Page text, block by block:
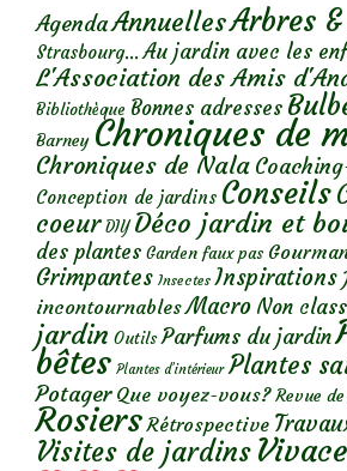
AgendaAnnuellesArbres
Strasbourg... Au jardin avec les
L'Association des Amis
Bibliothèque Bonnes adresses
Barney Chroniques de
Chroniques de Nala
Conception de jardins Conseils
coeur DIY Déco jardin et
des plantes Garden faux pas
Grimpantes Insectes Inspirations
incontournables Macro Non
jardin Outils Parfums du jardin
bêtes Plantes d’intérieur Plantes
Potager Que voyez-vous? Revue
Rosiers Rétrospective
Visites de jardins